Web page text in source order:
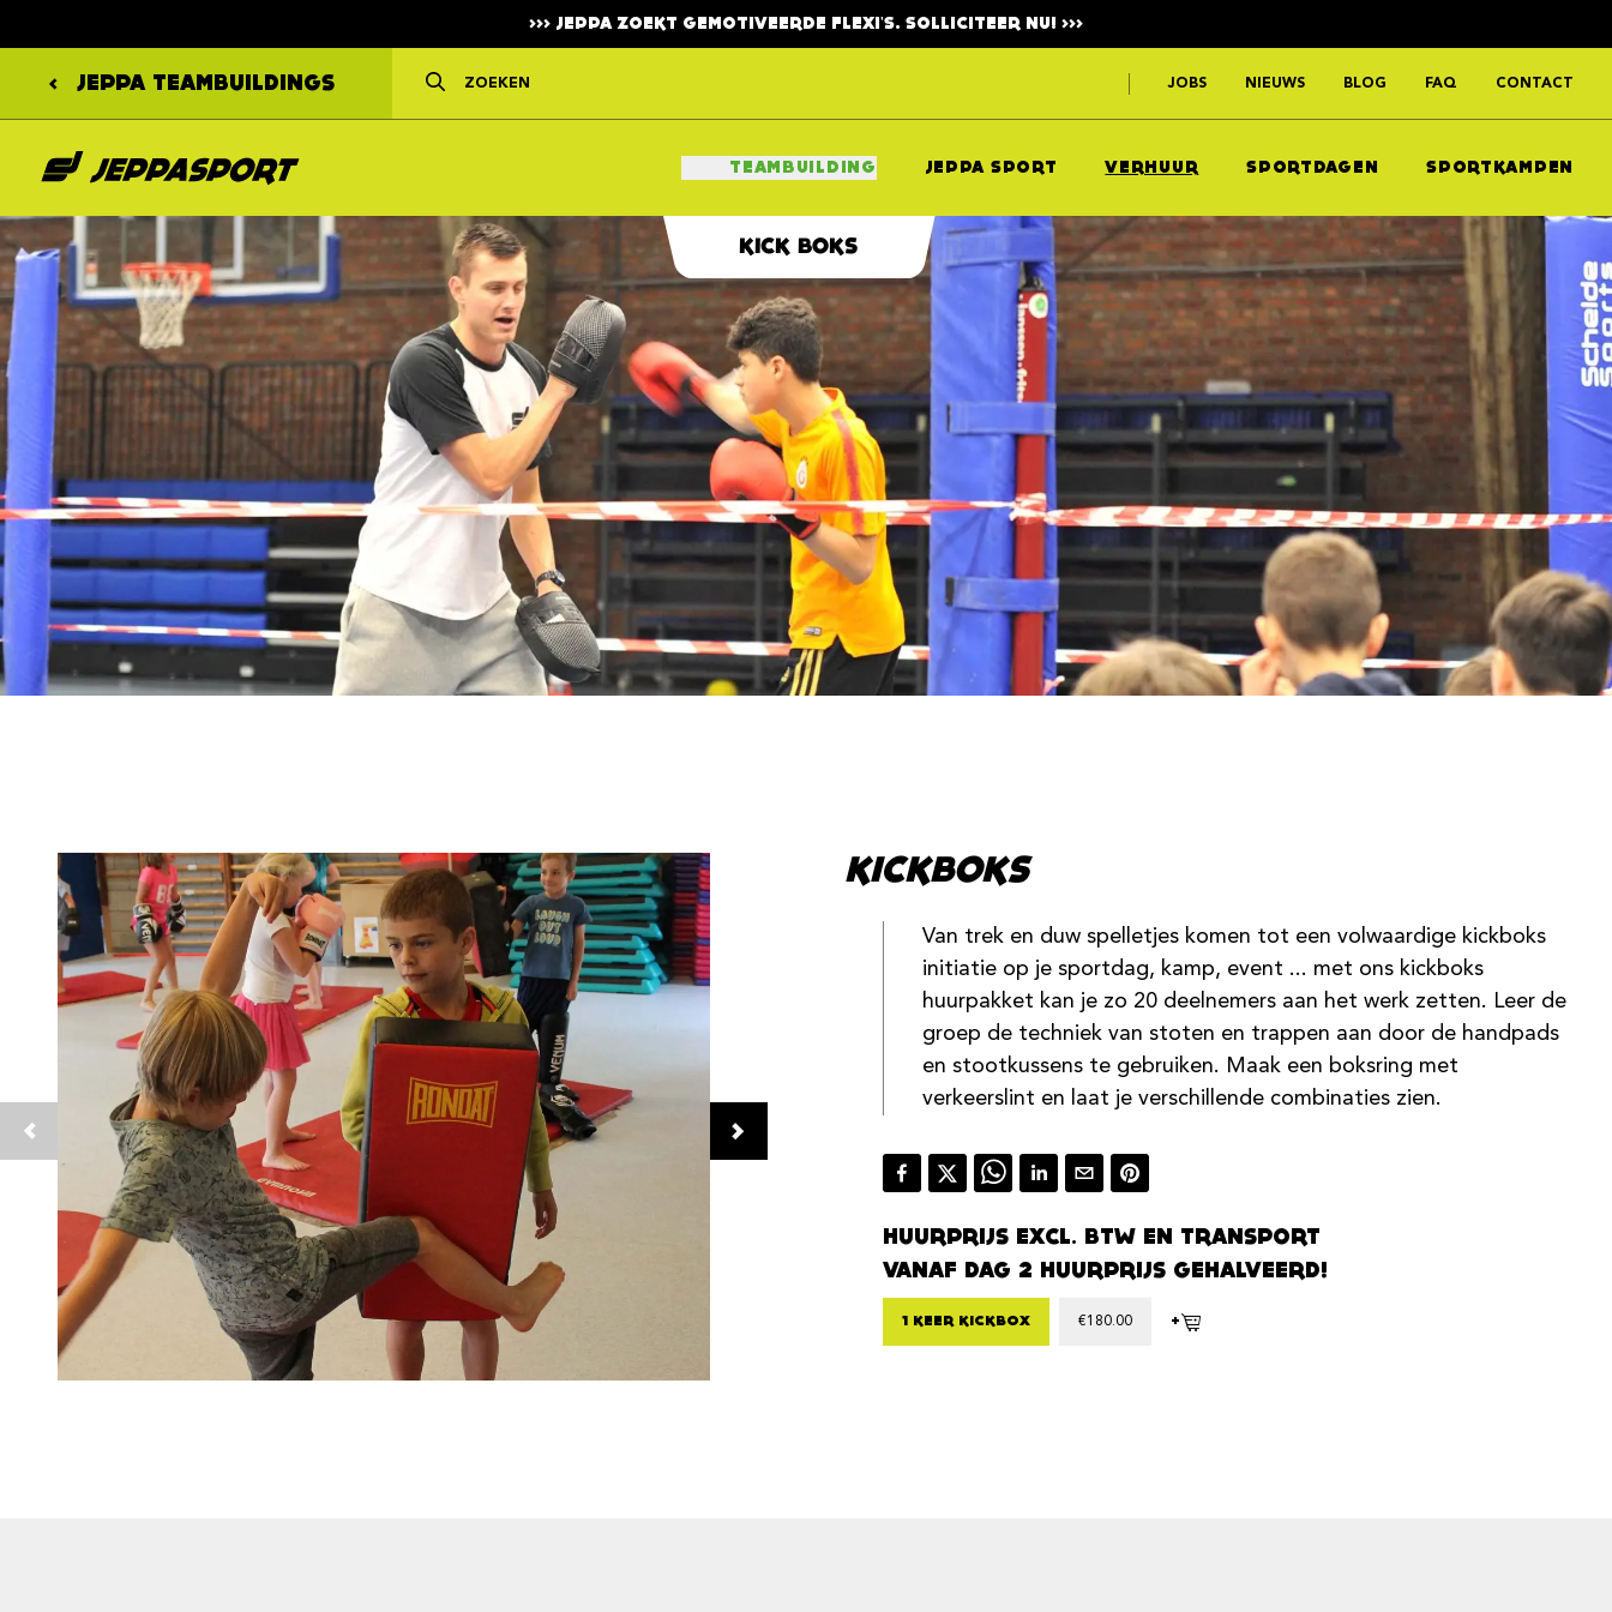
>>> JEPPA ZOEKT GEMOTIVEERDE FLEXI'S. SOLLICITEER NU! >>>
JEPPA TEAMBUILDINGS JOBS NIEUWS BLOG FAQ CONTACT
TEAMBUILDING JEPPA SPORT VERHUUR SPORTDAGEN SPORTKAMPEN
KICK BOKS
KICKBOKS
Van trek en duw spelletjes komen tot een volwaardige kickboks
initiatie op je sportdag, kamp, event ... met ons kickboks
huurpakket kan je zo 20 deelnemers aan het werk zetten. Leer de
groep de techniek van stoten en trappen aan door de handpads
en stootkussens te gebruiken. Maak een boksring met
verkeerslint en laat je verschillende combinaties zien.
HUURPRIJS EXCL. BTW EN TRANSPORT
VANAF DAG 2 HUURPRIJS GEHALVEERD!
1 KEER KICKBOX €180.00 +